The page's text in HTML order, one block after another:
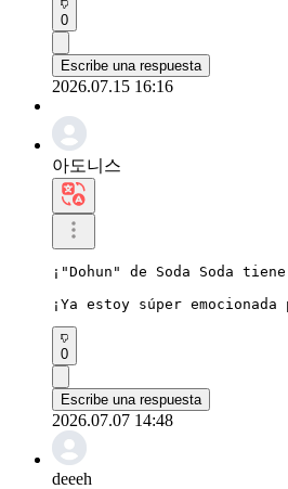
0
Escribe una respuesta
2026.07.15 16:16
아도니스
¡"Dohun" de Soda Soda
¡Ya estoy súper
0
Escribe una respuesta
2026.07.07 14:48
deeeh